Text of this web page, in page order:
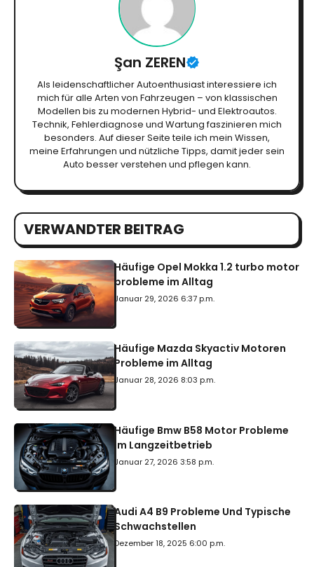
Şan ZEREN
Als leidenschaftlicher Autoenthusiast interessiere ich
mich für alle Arten von Fahrzeugen – von klassischen
Modellen bis zu modernen Hybrid- und Elektroautos.
Technik, Fehlerdiagnose und Wartung faszinieren mich
besonders. Auf dieser Seite teile ich mein Wissen,
meine Erfahrungen und nützliche Tipps, damit jeder sein
Auto besser verstehen und pflegen kann.
VERWANDTER BEITRAG
Häufige Opel Mokka 1.2 turbo motor
probleme im Alltag
Januar 29, 2026 6:37 p.m.
Häufige Mazda Skyactiv Motoren
Probleme im Alltag
Januar 28, 2026 8:03 p.m.
Häufige Bmw B58 Motor Probleme
Im Langzeitbetrieb
Januar 27, 2026 3:58 p.m.
Audi A4 B9 Probleme Und Typische
Schwachstellen
Dezember 18, 2025 6:00 p.m.